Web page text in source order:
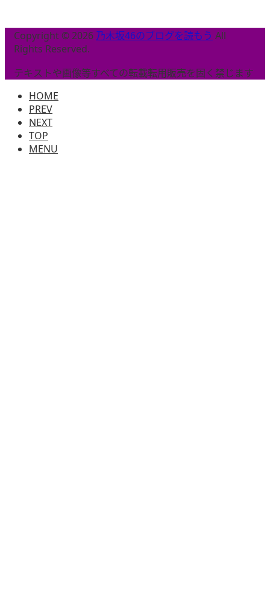
Copyright © 2026 乃木坂46のブログを読もう All
Rights Reserved.
テキストや画像等すべての転載転用販売を固く禁じます
HOME
PREV
NEXT
TOP
MENU